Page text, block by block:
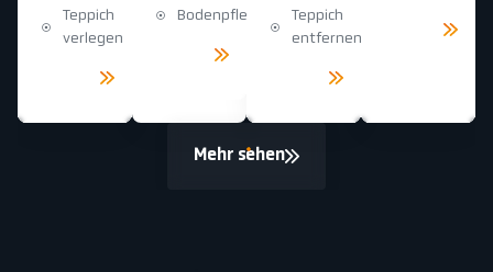
Teppich
verlegen
Bodenpflege
Teppich
entfernen
Mehr sehen